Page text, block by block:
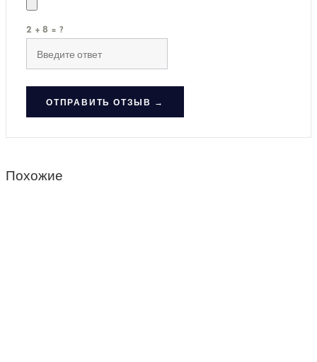
2 + 8 = ?
ОТПРАВИТЬ ОТЗЫВ →
Похожие